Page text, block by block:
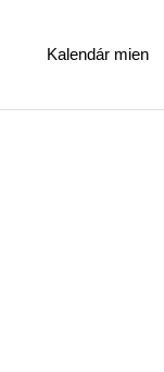
Kalendár mien